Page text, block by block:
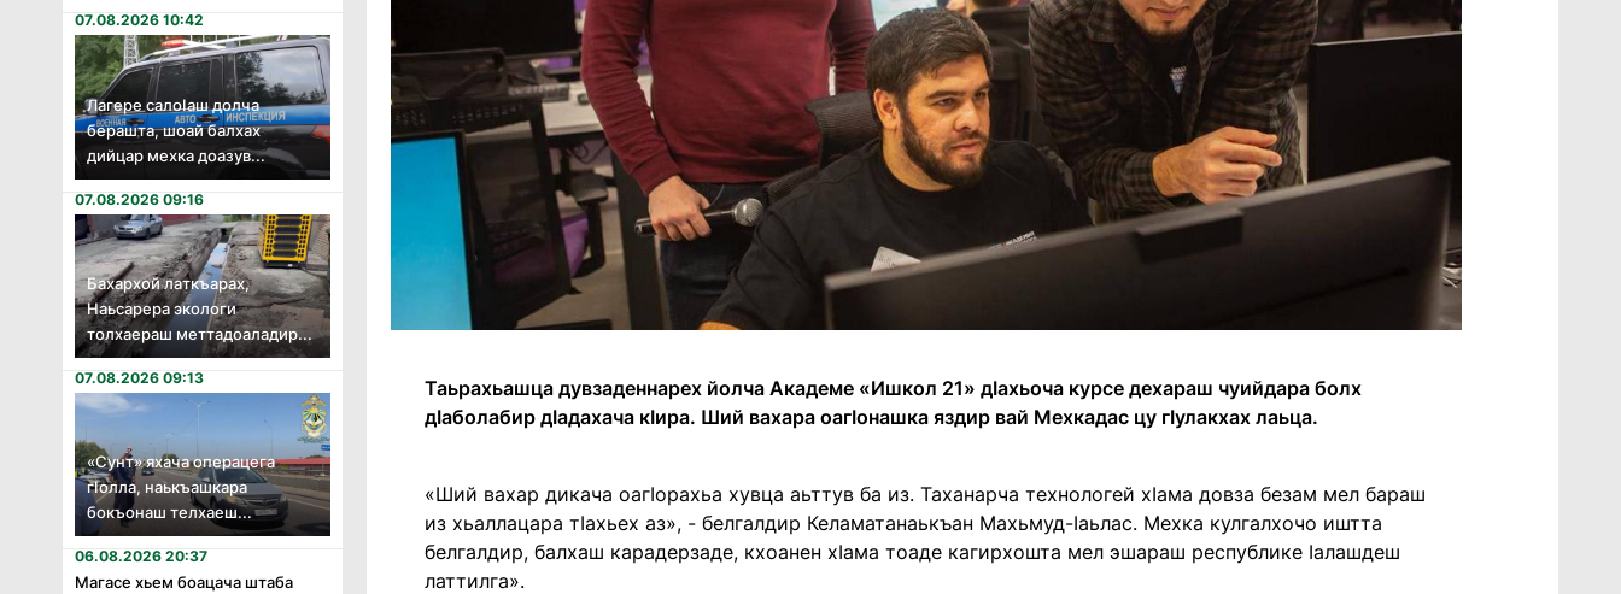
07.08.2026 10:42
Лагере салоӏаш долча
берашта, шоай балхах
дийцар мехка доазув...
07.08.2026 09:16
Бахархой латкъарах,
Наьсарера экологи
толхаераш меттадоаладир...
07.08.2026 09:13
«Сунт» яхача операцега
гӏолла, наькъашкара
бокъонаш телхаеш...
06.08.2026 20:37
Магасе хьем боацача штаба
Таьрахьашца дувзаденнарех йолча Академе «Ишкол 21» дӀахьоча курсе дехараш чуийдара болх
дӀаболабир дӀадахача кӀира. Ший вахара оагӀонашка яздир вай Мехкадас цу гӀулакхах лаьца.
«Ший вахар дикача оагӀорахьа хувца аьттув ба из. Таханарча технологей хӀама довза безам мел бараш
из хьаллацара тӀахьех аз», - белгалдир Келаматанаькъан Махьмуд-Ӏаьлас. Мехка кулгалхочо иштта
белгалдир, балхаш карадерзаде, кхоанен хӀама тоаде кагирхошта мел эшараш республике Ӏалашдеш
латтилга».